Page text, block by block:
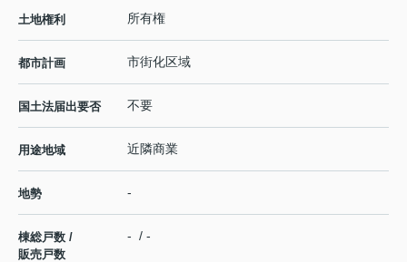
土地権利 所有権
都市計画 市街化区域
国土法届出要否 不要
用途地域 近隣商業
地勢 -
棟総戸数 /
販売戸数
- / -